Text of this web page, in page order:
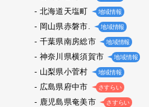
北海道天塩町 地域情報
岡山県赤磐市. 地域情報
千葉県南房総市 地域情報
神奈川県横須賀市 地域情報
山梨県小菅村 地域情報
広島県府中市 さすらい
鹿児島県奄美市 さすらい